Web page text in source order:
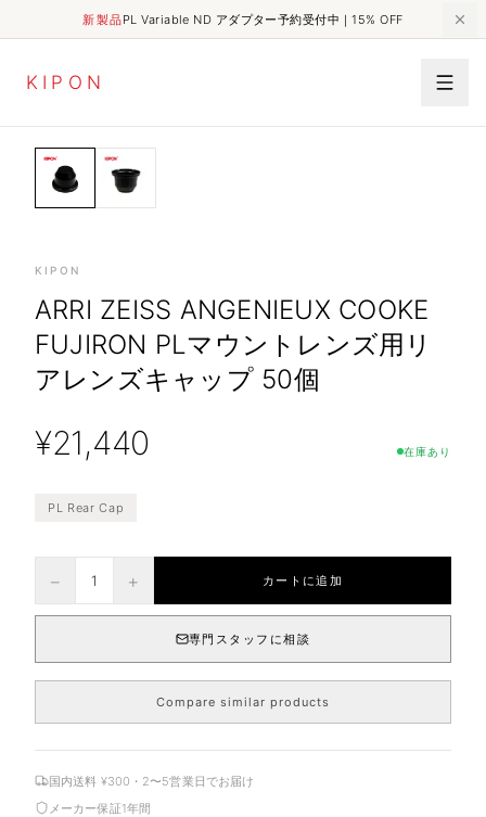
新製品PL Variable ND アダプター予約受付中｜15% OFF
K I P O N
HOME SHOP
KIPON
ARRI ZEISS ANGENIEUX COOKE
FUJIRON PLマウントレンズ用リ
アレンズキャップ 50個
¥21,440 在庫あり
PL Rear Cap
− 1 + カートに追加
専門スタッフに相談
Compare similar products
国内送料 ¥300・2〜5営業日でお届け
メーカー保証1年間